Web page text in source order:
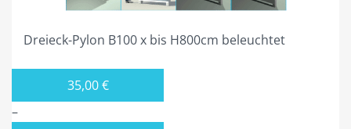
Dreieck-Pylon B100 x bis H800cm beleuchtet
35,00€
–